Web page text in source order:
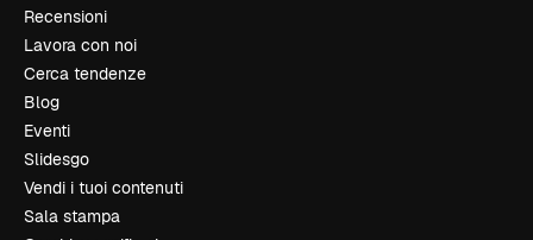
Recensioni
Lavora con noi
Cerca tendenze
Blog
Eventi
Slidesgo
Vendi i tuoi contenuti
Sala stampa